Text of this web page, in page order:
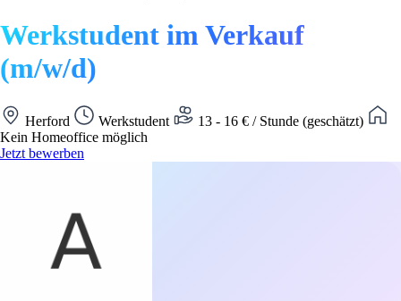
Werkstudent im Verkauf
(m/w/d)
Herford Werkstudent
13 - 16 € / Stunde (geschätzt)
Kein Homeoffice möglich
Jetzt bewerben